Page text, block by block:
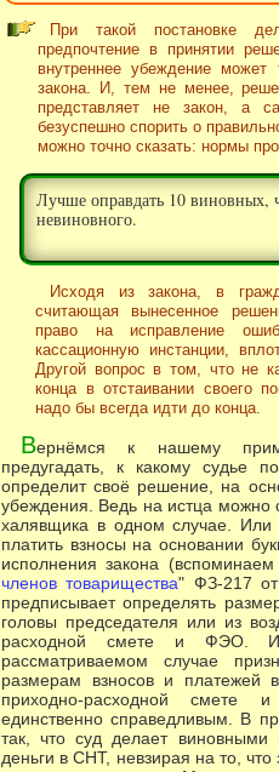
При такой постановке
предпочтение в принятии
внутреннее убеждение может
закона. И, тем не менее,
представляет не закон, а
безуспешно спорить о
можно точно сказать: нормы
Лучше оправдать 10 виновных,
невиновного.
Исходя из закона, в
считающая вынесенное
право на исправление
кассационную инстанции,
Другой вопрос в том, что не
конца в отстаивании своего
надо бы всегда идти до конца.
Вернёмся к нашему
предугадать, к какому судье
определит своё решение, на
убеждения. Ведь на истца можно
халявщика в одном случае.
платить взносы на основании
исполнения закона
членов товарищества" ФЗ-217 от
предписывает определять
головы председателя или из
расходной смете и ФЭО.
рассматриваемом случае
размерам взносов и
приходно-расходной смете
единственно справедливым. В
так, что суд делает виновными
деньги в СНТ, невзирая на то, что